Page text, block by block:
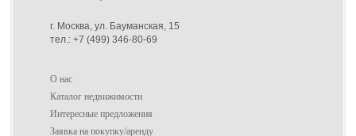
г. Москва, ул. Бауманская, 15
тел.: +7 (499) 346-80-69
О нас
Каталог недвижимости
Интересные предложения
Заявка на покупку/аренду